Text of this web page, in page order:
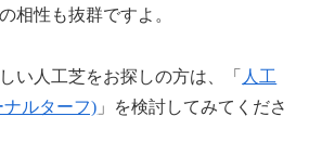
相性も抜群ですよ。
い人工芝をお探しの方は、「 人工
ナルターフ) 」を検討してみてくださ